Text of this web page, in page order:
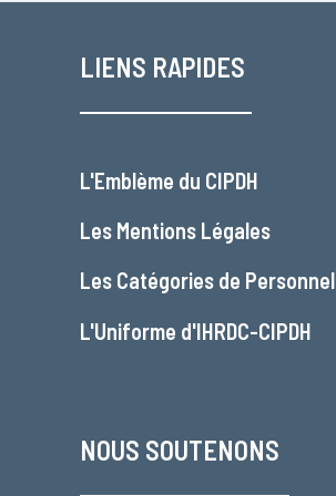
LIENS RAPIDES
L'Emblème du CIPDH
Les Mentions Légales
Les Catégories de Personnel
L'Uniforme d'IHRDC-CIPDH
NOUS SOUTENONS